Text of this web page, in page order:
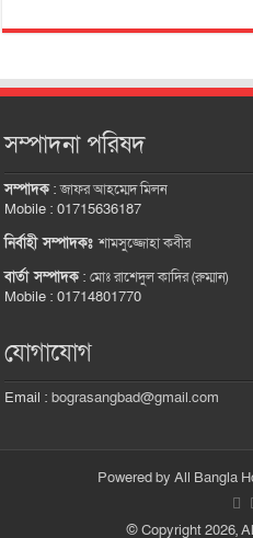
সম্পাদনা পরিষদ
সম্পাদক:জাফর আহম্মেদ মিলন
Mobile : 01715636187
নির্বাহী সম্পাদকঃশামসুজ্জোহা কবীর
বার্তা সম্পাদক:মোঃ রাশেদুল কাদির (রুম্মান)
Mobile : 01714801770
যোগাযোগ
Email :bograsangbad@gmail.com
Powered by All Bangla
© Copyright 2026,